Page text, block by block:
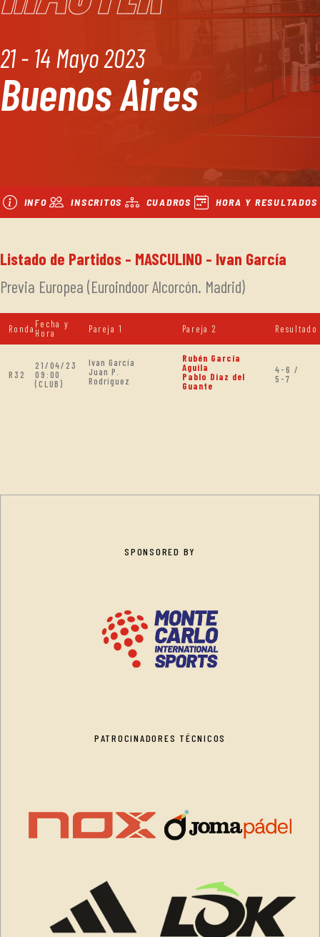
21 - 14 Mayo 2023
Buenos Aires
INFO INSCRITOS CUADROS HORA Y RESULTADOS
Listado de Partidos - MASCULINO - Ivan García
Previa Europea (Euroindoor Alcorcón. Madrid)
Ronda Fecha y
Hora
Pareja 1 Pareja 2 Resultado
R32
21/04/23
09:00
(CLUB)
Ivan García
Juan P.
Rodríguez
Rubén García
Aguila
Pablo Diaz del
Guante
4-6 /
5-7
SPONSORED BY
PATROCINADORES TÉCNICOS